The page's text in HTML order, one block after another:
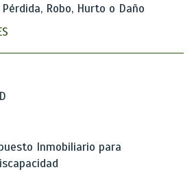
Robo, Hurto o Daño
Inmobiliario para